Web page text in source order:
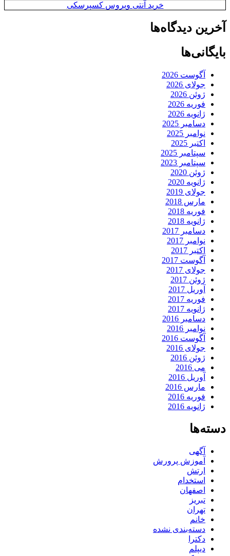
خرید آنتی ویروس کسپرسکی
آخرین دیدگاه‌ها
بایگانی‌ها
آگوست 2026
جولای 2026
ژوئن 2026
فوریه 2026
ژانویه 2026
دسامبر 2025
نوامبر 2025
اکتبر 2025
سپتامبر 2025
سپتامبر 2023
ژوئن 2020
ژانویه 2020
جولای 2019
مارس 2018
فوریه 2018
ژانویه 2018
دسامبر 2017
نوامبر 2017
اکتبر 2017
آگوست 2017
جولای 2017
ژوئن 2017
آوریل 2017
فوریه 2017
ژانویه 2017
دسامبر 2016
نوامبر 2016
آگوست 2016
جولای 2016
ژوئن 2016
می 2016
آوریل 2016
مارس 2016
فوریه 2016
ژانویه 2016
دسته‌ها
آگهی
آموزش پرورش
ارتش
استخدام
اصفهان
تبریز
تهران
خانم
دسته‌بندی نشده
دکترا
دیپلم